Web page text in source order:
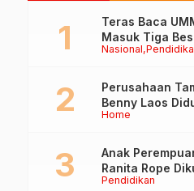
Nasional
Teras Baca
Masuk Tiga
Penilai
Home
Perusahaan
Benny Laos
Pendidikan
Anak
Ranita Rope
Guru Besar dan